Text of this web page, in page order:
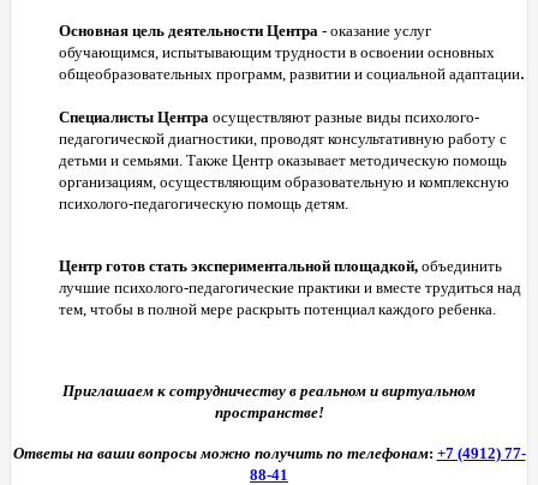
Основная цель деятельности Центра - оказание услуг
обучающимся, испытывающим трудности в освоении основных
общеобразовательных программ, развитии и социальной адаптации.
Специалисты Центра осуществляют разные виды психолого-
педагогической диагностики, проводят консультативную работу с
детьми и семьями. Также Центр оказывает методическую помощь
организациям, осуществляющим образовательную и комплексную
психолого-педагогическую помощь детям.
Центр готов стать экспериментальной площадкой, объединить
лучшие психолого-педагогические практики и вместе трудиться над
тем, чтобы в полной мере раскрыть потенциал каждого ребенка.
Приглашаем к сотрудничеству в реальном и виртуальном
пространстве!
Ответы на ваши вопросы можно получить по телефонам: +7 (4912) 77-
88-41